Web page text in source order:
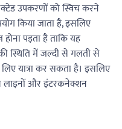
उपकरणों को स्विच करने
किया जाता है, इसलिए
पड़ता है ताकि यह
स्थिति में जल्दी से गलती से
यात्रा कर सकता है। इसलिए
लाइनों और इंटरकनेक्शन